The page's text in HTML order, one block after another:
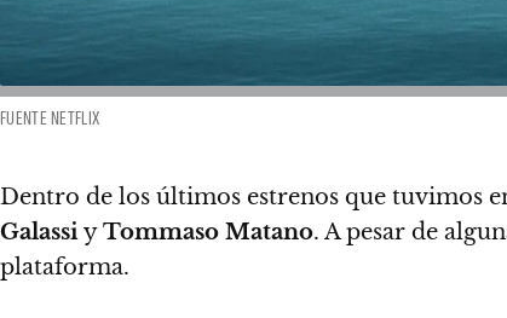
FUENTE NETFLIX
Dentro de los últimos estrenos que tuvimos
GalassiyTommaso Matano. A pesar de
plataforma.